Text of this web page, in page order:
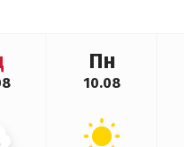
Пн
10.08